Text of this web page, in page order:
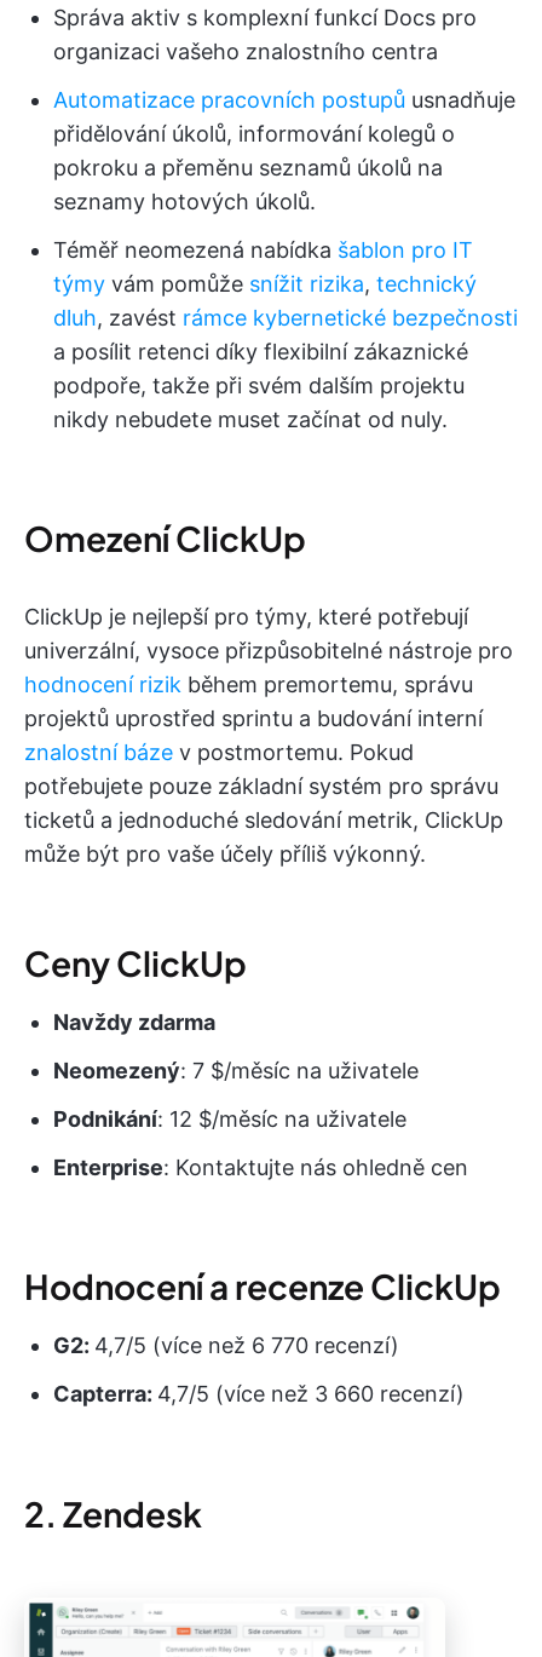
Správa aktiv s komplexní funkcí Docs pro
organizaci vašeho znalostního centra
Automatizace pracovních postupů usnadňuje
přidělování úkolů, informování kolegů o
pokroku a přeměnu seznamů úkolů na
seznamy hotových úkolů.
Téměř neomezená nabídka šablon pro IT
týmy vám pomůže snížit rizika, technický
dluh, zavést rámce kybernetické bezpečnosti
a posílit retenci díky flexibilní zákaznické
podpoře, takže při svém dalším projektu
nikdy nebudete muset začínat od nuly.
Omezení ClickUp
ClickUp je nejlepší pro týmy, které potřebují
univerzální, vysoce přizpůsobitelné nástroje pro
hodnocení rizik během premortemu, správu
projektů uprostřed sprintu a budování interní
znalostní báze v postmortemu. Pokud
potřebujete pouze základní systém pro správu
ticketů a jednoduché sledování metrik, ClickUp
může být pro vaše účely příliš výkonný.
Ceny ClickUp
Navždy zdarma
Neomezený: 7 $/měsíc na uživatele
Podnikání: 12 $/měsíc na uživatele
Enterprise: Kontaktujte nás ohledně cen
Hodnocení a recenze ClickUp
G2: 4,7/5 (více než 6 770 recenzí)
Capterra: 4,7/5 (více než 3 660 recenzí)
2. Zendesk